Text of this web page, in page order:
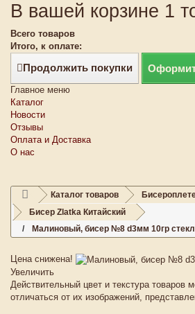
В вашей корзине 1
Всего товаров
Итого, к оплате:
Продолжить покупки
Главное меню
Каталог
Новости
Отзывы
Оплата и Доставка
О нас
Каталог товаров
Бисер Zlatka Китайский
Малиновый, бисер №8 d3мм 10гр
Цена снижена!
Увеличить
Действительный цвет и текстура товаров
отличаться от их изображений,